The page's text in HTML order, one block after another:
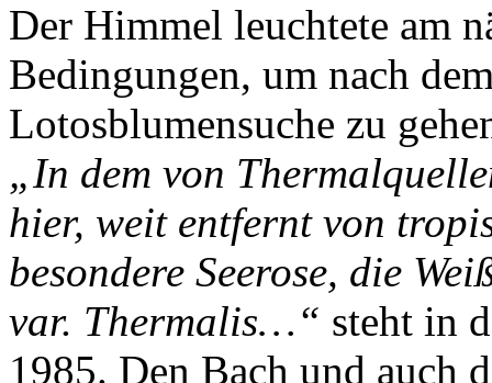
Der Himmel leuchtete am
Bedingungen, um nach
Lotosblumensuche zu
„In dem von
hier, weit entfernt von
besondere Seerose, die
var. Thermalis…“ steht in
1985. Den Bach und auch